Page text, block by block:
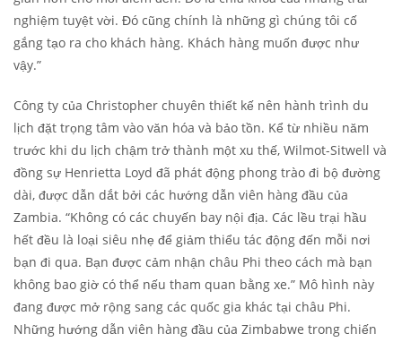
nghiệm tuyệt vời. Đó cũng chính là những gì chúng tôi cố
gắng tạo ra cho khách hàng. Khách hàng muốn được như
vậy.”
Công ty của Christopher chuyên thiết kế nên hành trình du
lịch đặt trọng tâm vào văn hóa và bảo tồn. Kể từ nhiều năm
trước khi du lịch chậm trở thành một xu thế, Wilmot-Sitwell và
đồng sự Henrietta Loyd đã phát động phong trào đi bộ đường
dài, được dẫn dắt bởi các hướng dẫn viên hàng đầu của
Zambia. “Không có các chuyến bay nội địa. Các lều trại hầu
hết đều là loại siêu nhẹ để giảm thiểu tác động đến mỗi nơi
bạn đi qua. Bạn được cảm nhận châu Phi theo cách mà bạn
không bao giờ có thể nếu tham quan bằng xe.” Mô hình này
đang được mở rộng sang các quốc gia khác tại châu Phi.
Những hướng dẫn viên hàng đầu của Zimbabwe trong chiến